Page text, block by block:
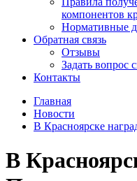
компонентов
Нормативные
Обратная связь
Отзывы
Задать вопрос
Контакты
Главная
Новости
В Красноярске
В